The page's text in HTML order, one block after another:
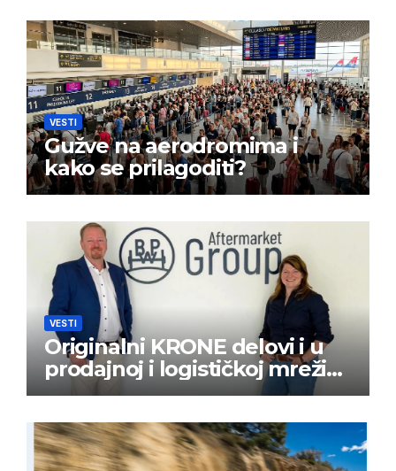
VESTI
Gužve na aerodromima i
kako se prilagoditi?
VESTI
Originalni KRONE delovi i u
prodajnoj i logističkoj mreži
BPW Aftermarket grupe